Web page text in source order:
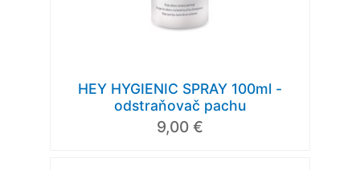
HEY HYGIENIC SPRAY 100ml -
odstraňovač pachu
9,00 €